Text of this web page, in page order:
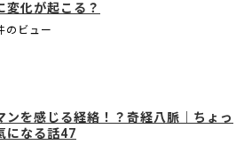
変化が起こる？
のビュー
ンを感じる経絡！？奇経八脈｜ちょっ
になる話47